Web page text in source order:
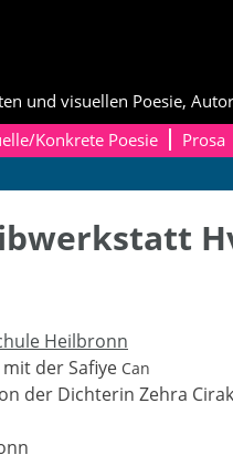
und visuellen Poesie,
Konkrete Poesie Prosa
Heilbronn
der Safiye Can
der Dich­terin Zehra